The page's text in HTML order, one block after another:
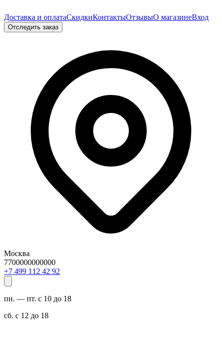
Доставка и оплатаСкидкиКонтактыОтзывыО магазинеВход
Отследить заказ
Москва
7700000000000
29 24 211 994 7+
пн. — пт. с 10 до 18
сб. с 12 до 18